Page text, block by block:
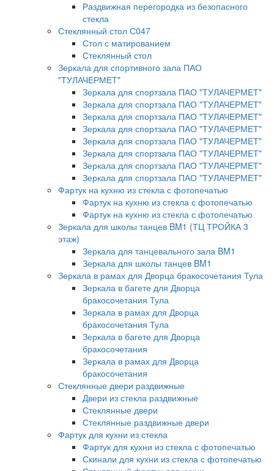
Раздвижная перегородка из безопасного
стекла
Стеклянный стол С047
Стол с матированием
Стеклянный стол
Зеркала для спортивного зала ПАО
"ТУЛАЧЕРМЕТ"
Зеркала для спортзала ПАО "ТУЛАЧЕРМЕТ"
Зеркала для спортзала ПАО "ТУЛАЧЕРМЕТ"
Зеркала для спортзала ПАО "ТУЛАЧЕРМЕТ"
Зеркала для спортзала ПАО "ТУЛАЧЕРМЕТ"
Зеркала для спортзала ПАО "ТУЛАЧЕРМЕТ"
Зеркала для спортзала ПАО "ТУЛАЧЕРМЕТ"
Зеркала для спортзала ПАО "ТУЛАЧЕРМЕТ"
Зеркала для спортзала ПАО "ТУЛАЧЕРМЕТ"
Фартук на кухню из стекла с фотопечатью
Фартук на кухню из стекла с фотопечатью
Фартук на кухню из стекла с фотопечатью
Зеркала для школы танцев BM1 (ТЦ ТРОЙКА 3
этаж)
Зеркала для танцевального зала BM1
Зеркала для школы танцев BM1
Зеркала в рамах для Дворца бракосочетания Тула
Зеркала в багете для Дворца
бракосочетания Тула
Зеркала в рамах для Дворца
бракосочетания Тула
Зеркала в багете для Дворца
бракосочетания
Зеркала в рамах для Дворца
бракосочетания
Стеклянные двери раздвижные
Двери из стекла раздвижные
Стеклянные двери
Стеклянные раздвижные двери
Фартук для кухни из стекла
Фартук для кухни из стекла с фотопечатью
Скинали для кухни из стекла с фотопечатью